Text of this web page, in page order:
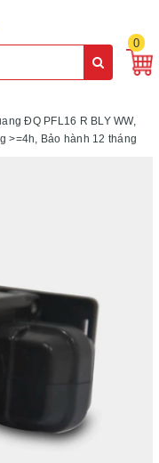
0
ĐQ PFL16 R BLY WW,
>=4h, Bảo hành 12 tháng